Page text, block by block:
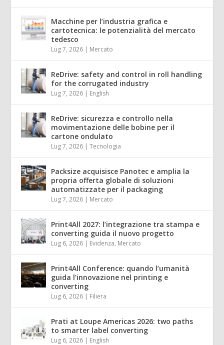
Macchine per l’industria grafica e
cartotecnica: le potenzialità del mercato
tedesco
Lug 7, 2026 | Mercato
ReDrive: safety and control in roll handling
for the corrugated industry
Lug 7, 2026 | English
ReDrive: sicurezza e controllo nella
movimentazione delle bobine per il
cartone ondulato
Lug 7, 2026 |Tecnologia
Packsize acquisisce Panotec e amplia la
propria offerta globale di soluzioni
automatizzate per il packaging
Lug 7, 2026 | Mercato
Print4All 2027: l’integrazione tra stampa e
converting guida il nuovo progetto
Lug 6, 2026 | Evidenza, Mercato
Print4All Conference: quando l’umanità
guida l’innovazione nel printing e
converting
Lug 6, 2026 | Filiera
Prati at Loupe Americas 2026: two paths
to smarter label converting
Lug 6, 2026 | English